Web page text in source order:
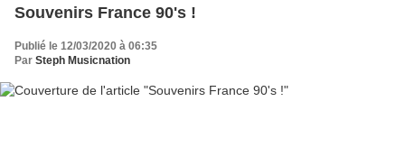
Souvenirs France 90's !
Publié le 12/03/2020 à 06:35
Par Steph Musicnation